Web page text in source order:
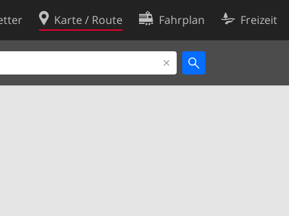
Karte / Route Fahrplan Freizeit
Cookie-Richtlinie
Cookie-Einstellungen